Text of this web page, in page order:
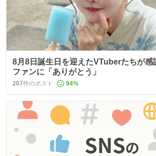
8月8日誕生日を迎えたVTuberたちが感
ファンに「ありがとう」
207件のポスト 94%